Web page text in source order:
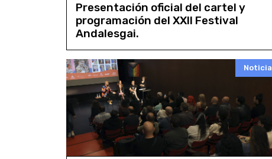
Presentación oficial del cartel y
programación del XXII Festival
Andalesgai.
Noticia